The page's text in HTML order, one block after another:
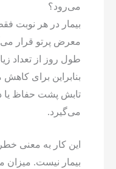
می‌رود؟
بیمار در هر نوبت
معرض پرتو قرار
طول روز از تعداد
بنابراین برای
تابش پشت حفاظ یا
می‌گیرد.
این کار به معنی
بیمار نیست. میزان